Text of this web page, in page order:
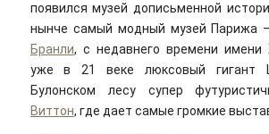
появился музей дописьменной
нынче самый модный музей Парижа
Бранли, с недавнего времени
уже в 21 веке люксовый гигант
Булонском лесу супер
Виттон, где дает самые громкие